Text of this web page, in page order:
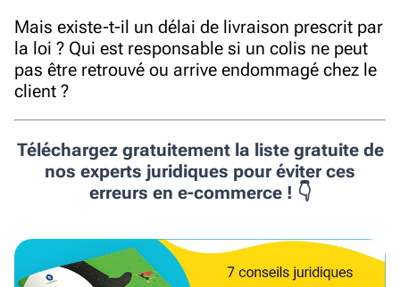
Mais existe-t-il un délai de livraison prescrit par
la loi ? Qui est responsable si un colis ne peut
pas être retrouvé ou arrive endommagé chez le
client ?
Téléchargez gratuitement la liste gratuite de
nos experts juridiques pour éviter ces
erreurs en e-commerce ! 👇